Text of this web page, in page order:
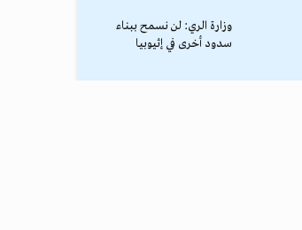
وزارة الري: لن نسمح ببناء
سدود أخرى في إثيوبيا